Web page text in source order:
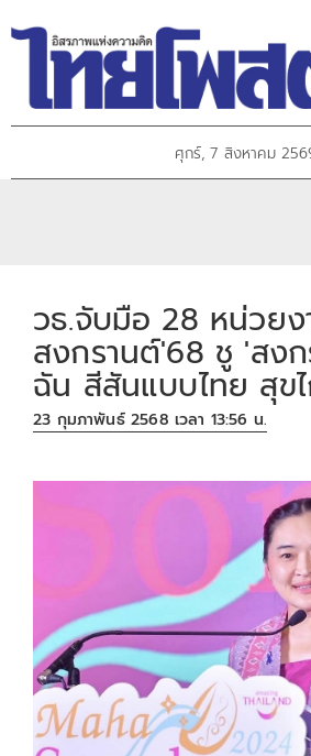
ศุกร์, 7 สิงหาคม
วธ.จับมือ 28 หน่วย
สงกรานต์'68 ชู 'สง
ฉัน สีสันแบบไทย สุข
23 กุมภาพันธ์ 2568 เวลา 13:56 น.